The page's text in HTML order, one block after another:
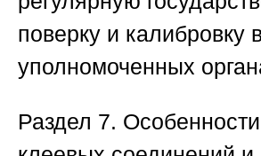
поверку и калибровку
уполномоченных
Раздел 7.